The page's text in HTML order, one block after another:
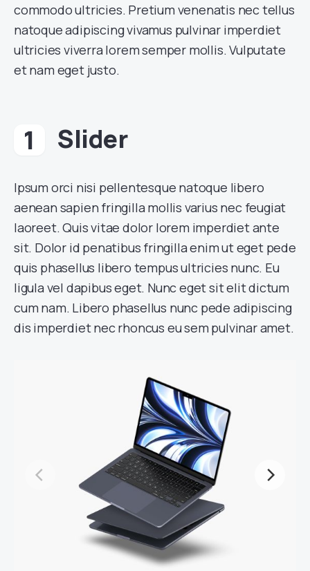
commodo ultricies. Pretium venenatis nec tellus
natoque adipiscing vivamus pulvinar imperdiet
ultricies viverra lorem semper mollis. Vulputate
et nam eget justo.
Slider
Ipsum orci nisi pellentesque natoque libero
aenean sapien fringilla mollis varius nec feugiat
laoreet. Quis vitae dolor lorem imperdiet ante
sit. Dolor id penatibus fringilla enim ut eget pede
quis phasellus libero tempus ultricies nunc. Eu
ligula vel dapibus eget. Nunc eget sit elit dictum
cum nam. Libero phasellus nunc pede adipiscing
dis imperdiet nec rhoncus eu sem pulvinar amet.